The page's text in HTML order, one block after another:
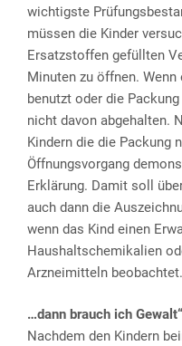
wichtigste
müssen die Kinder
Ersatzstoffen gefüllten
Minuten zu öffnen.
benutzt oder die
nicht davon abgehalten.
Kindern die die Packung
Öffnungsvorgang
Erklärung. Damit soll
auch dann die
wenn das Kind einen
Haushaltschemikalien
Arzneimitteln beobachtet.
…dann brauch ich Gewalt“
Nachdem den Kindern